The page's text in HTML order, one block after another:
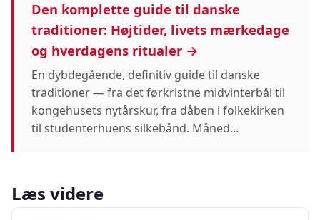
Den komplette guide til danske
traditioner: Højtider, livets mærkedage
og hverdagens ritualer →
En dybdegående, definitiv guide til danske
traditioner — fra det førkristne midvinterbål til
kongehusets nytårskur, fra dåben i folkekirken
til studenterhuens silkebånd. Måned...
Læs videre